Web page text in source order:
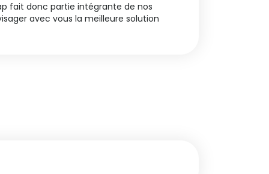
fait donc partie intégrante de nos
avec vous la meilleure solution